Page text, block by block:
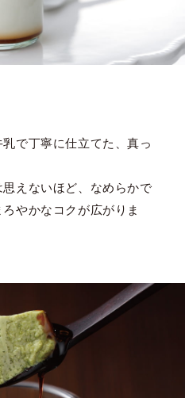
で丁寧に仕立てた、真っ
えないほど、なめらかで
やかなコクが広がりま